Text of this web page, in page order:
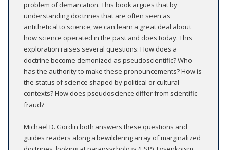
problem of demarcation. This book argues that by
understanding doctrines that are often seen as
antithetical to science, we can learn a great deal about
how science operated in the past and does today. This
exploration raises several questions: How does a
doctrine become demonized as pseudoscientific? Who
has the authority to make these pronouncements? How is
the status of science shaped by political or cultural
contexts? How does pseudoscience differ from scientific
fraud?
Michael D. Gordin both answers these questions and
guides readers along a bewildering array of marginalized